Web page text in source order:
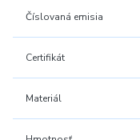
Číslovaná emisia
Certifikát
Materiál